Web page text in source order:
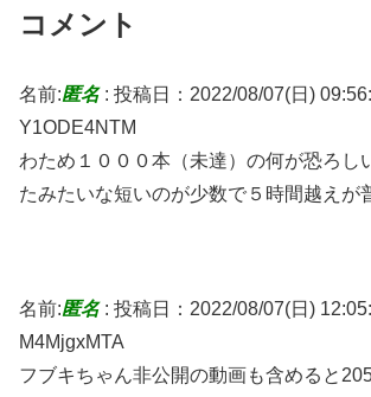
コメント
名前:匿名: 投稿日：2022/08/07(日)
Y1ODE4NTM
わため１０００本（未達）の何が恐ろし
たみたいな短いのが少数で５時間越えが
名前:匿名: 投稿日：2022/08/07(日)
M4MjgxMTA
フブキちゃん非公開の動画も含めると